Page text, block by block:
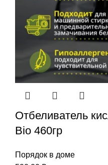
Отбеливатель
Bio 460гр
Порядок в доме